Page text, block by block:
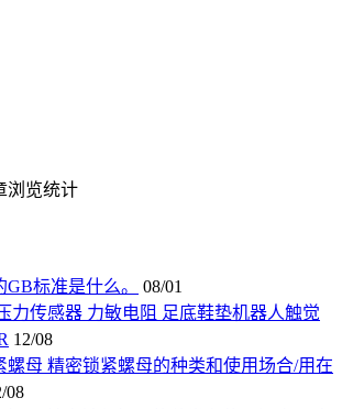
浏览统计
标准是什么。
08/01
力传感器 力敏电阻 足底鞋垫机器人触觉
12/08
螺母 精密锁紧螺母的种类和使用场合/用在
08